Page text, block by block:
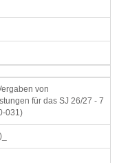
von
für das SJ 26/27 - 7
031)